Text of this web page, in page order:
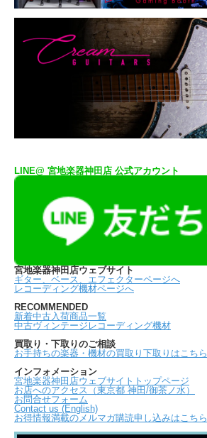
LINE@ 宮地楽器神田店 公式アカウント
宮地楽器神田店ウェブサイト
ギター、ベース、エフェクターページへ
レコーディング機材ページへ
RECOMMENDED
新着中古入荷商品一覧
中古ヴィンテージレコーディング機材
買取り・下取りのご相談
お手持ちの楽器・機材の買取り下取りはこちら
インフォメーション
宮地楽器神田店ウェブサイトトップページ
お店へのアクセス（東京都 神田/御茶ノ水）
お問合せフォーム
Contact us (English)
お得情報満載のメルマガ購読申し込みはこちら